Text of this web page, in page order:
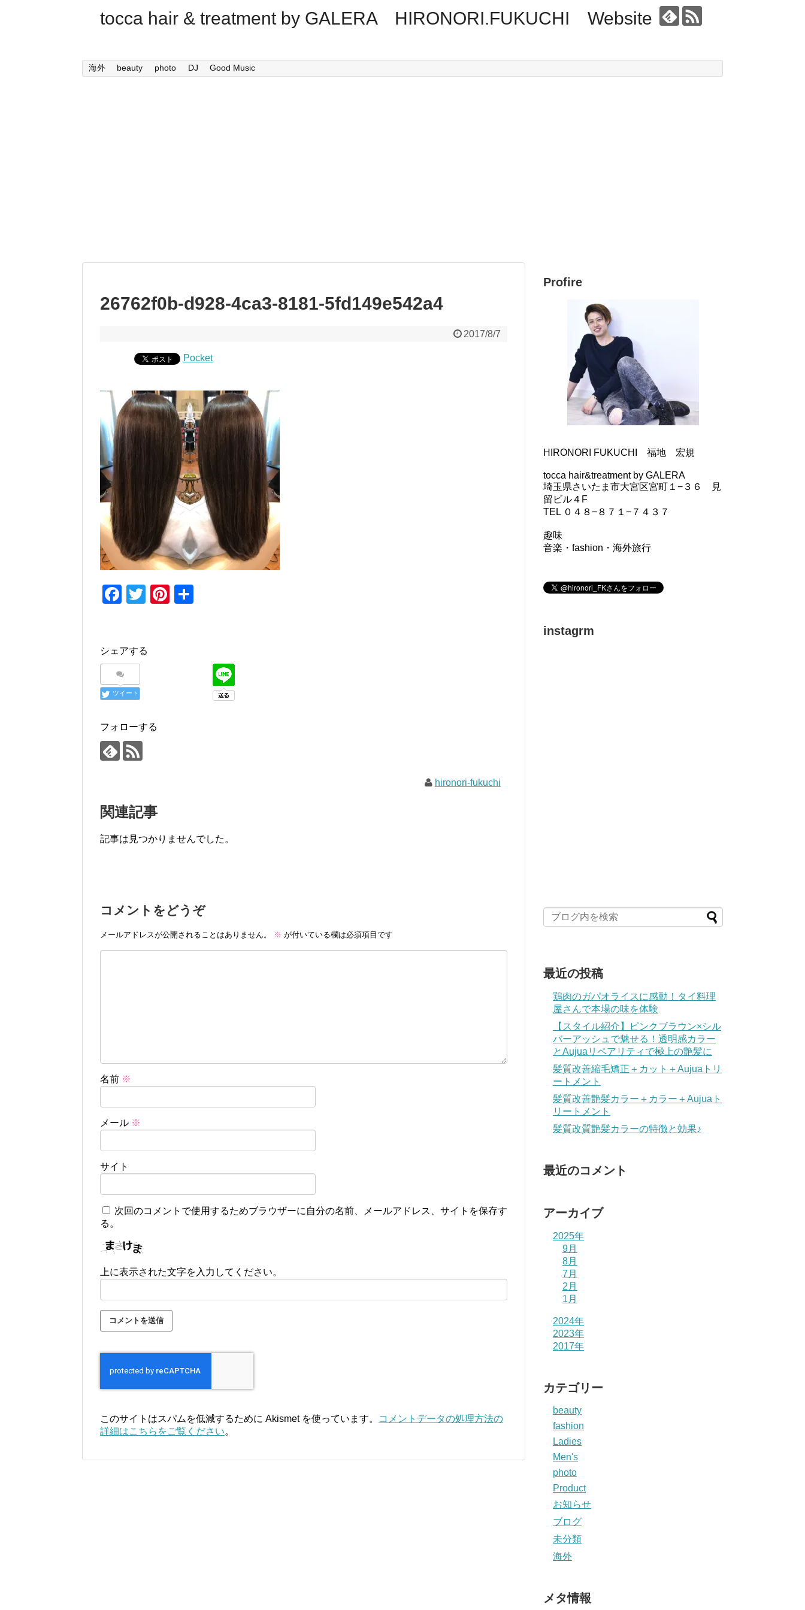
tocca hair & treatment by GALERA HIRONORI.FUKUCHI Website
海外 beauty photo DJ Good Music
26762f0b-d928-4ca3-8181-5fd149e542a4
2017/8/7
Pocket
F
e
b
o
k
T
er
Pi
シェアする
ツイート
フォローする
hironori-fukuchi
関連記事
記事は見つかりませんでした。
コメントをどうぞ
メールアドレスが公開されることはありません。 ※ が付いている欄は必須項目です
名前 ※
メール ※
サイト
次回のコメントで使用するためブラウザーに自分の名前、メールアドレス、サイトを保存す
る。
上に表示された文字を入力してください。
このサイトはスパムを低減するために Akismet を使っています。
コメントデータの処理方法の
詳細はこちらをご覧ください。
Profire
HIRONORI FUKUCHI 福地 宏規
tocca hair&treatment by GALERA
埼玉県さいたま市大宮区宮町１−３６ 見
留ビル４F
TEL ０４８−８７１−７４３７
趣味
音楽・fashion・海外旅行
instagrm
最近の投稿
鶏肉のガパオライスに感動！タイ料理
屋さんで本場の味を体験
【スタイル紹介】ピンクブラウン×シル
バーアッシュで魅せる！透明感カラー
とAujuaリペアリティで極上の艶髪に
髪質改善縮毛矯正＋カット＋Aujuaトリ
ートメント
髪質改善艶髪カラー＋カラー＋Aujuaト
リートメント
髪質改質艶髪カラーの特徴と効果♪
最近のコメント
アーカイブ
2025年
9月
8月
7月
2月
1月
2024年
2023年
2017年
カテゴリー
beauty
fashion
Ladies
Men's
photo
Product
お知らせ
ブログ
未分類
海外
メタ情報